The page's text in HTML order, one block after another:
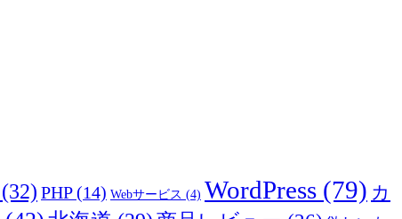
(32) PHP(14) Webサービス (4) WordPress (79) カ